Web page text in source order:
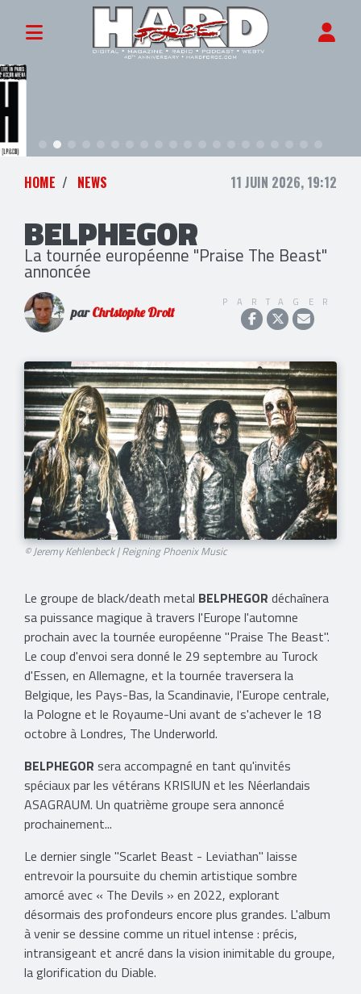
HOME NEWS 11 JUIN 2026, 19:12
BELPHEGOR
La tournée européenne "Praise The Beast"
annoncée
parChristophe Droit
PARTAGER
© Jeremy Kehlenbeck | Reigning Phoenix Music
Le groupe de black/death metal BELPHEGOR déchaînera
sa puissance magique à travers l'Europe l'automne
prochain avec la tournée européenne "Praise The Beast".
Le coup d'envoi sera donné le 29 septembre au Turock
d'Essen, en Allemagne, et la tournée traversera la
Belgique, les Pays-Bas, la Scandinavie, l'Europe centrale,
la Pologne et le Royaume-Uni avant de s'achever le 18
octobre à Londres, The Underworld.
BELPHEGOR sera accompagné en tant qu'invités
spéciaux par les vétérans KRISIUN et les Néerlandais
ASAGRAUM. Un quatrième groupe sera annoncé
prochainement...
Le dernier single "Scarlet Beast - Leviathan" laisse
entrevoir la poursuite du chemin artistique sombre
amorcé avec « The Devils » en 2022, explorant
désormais des profondeurs encore plus grandes. L'album
à venir se dessine comme un rituel intense : précis,
intransigeant et ancré dans la vision inimitable du groupe,
la glorification du Diable.